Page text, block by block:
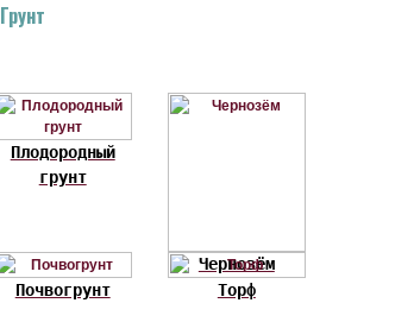
Грунт
Плодородный
грунт
Чернозём
Почвогрунт
Торф